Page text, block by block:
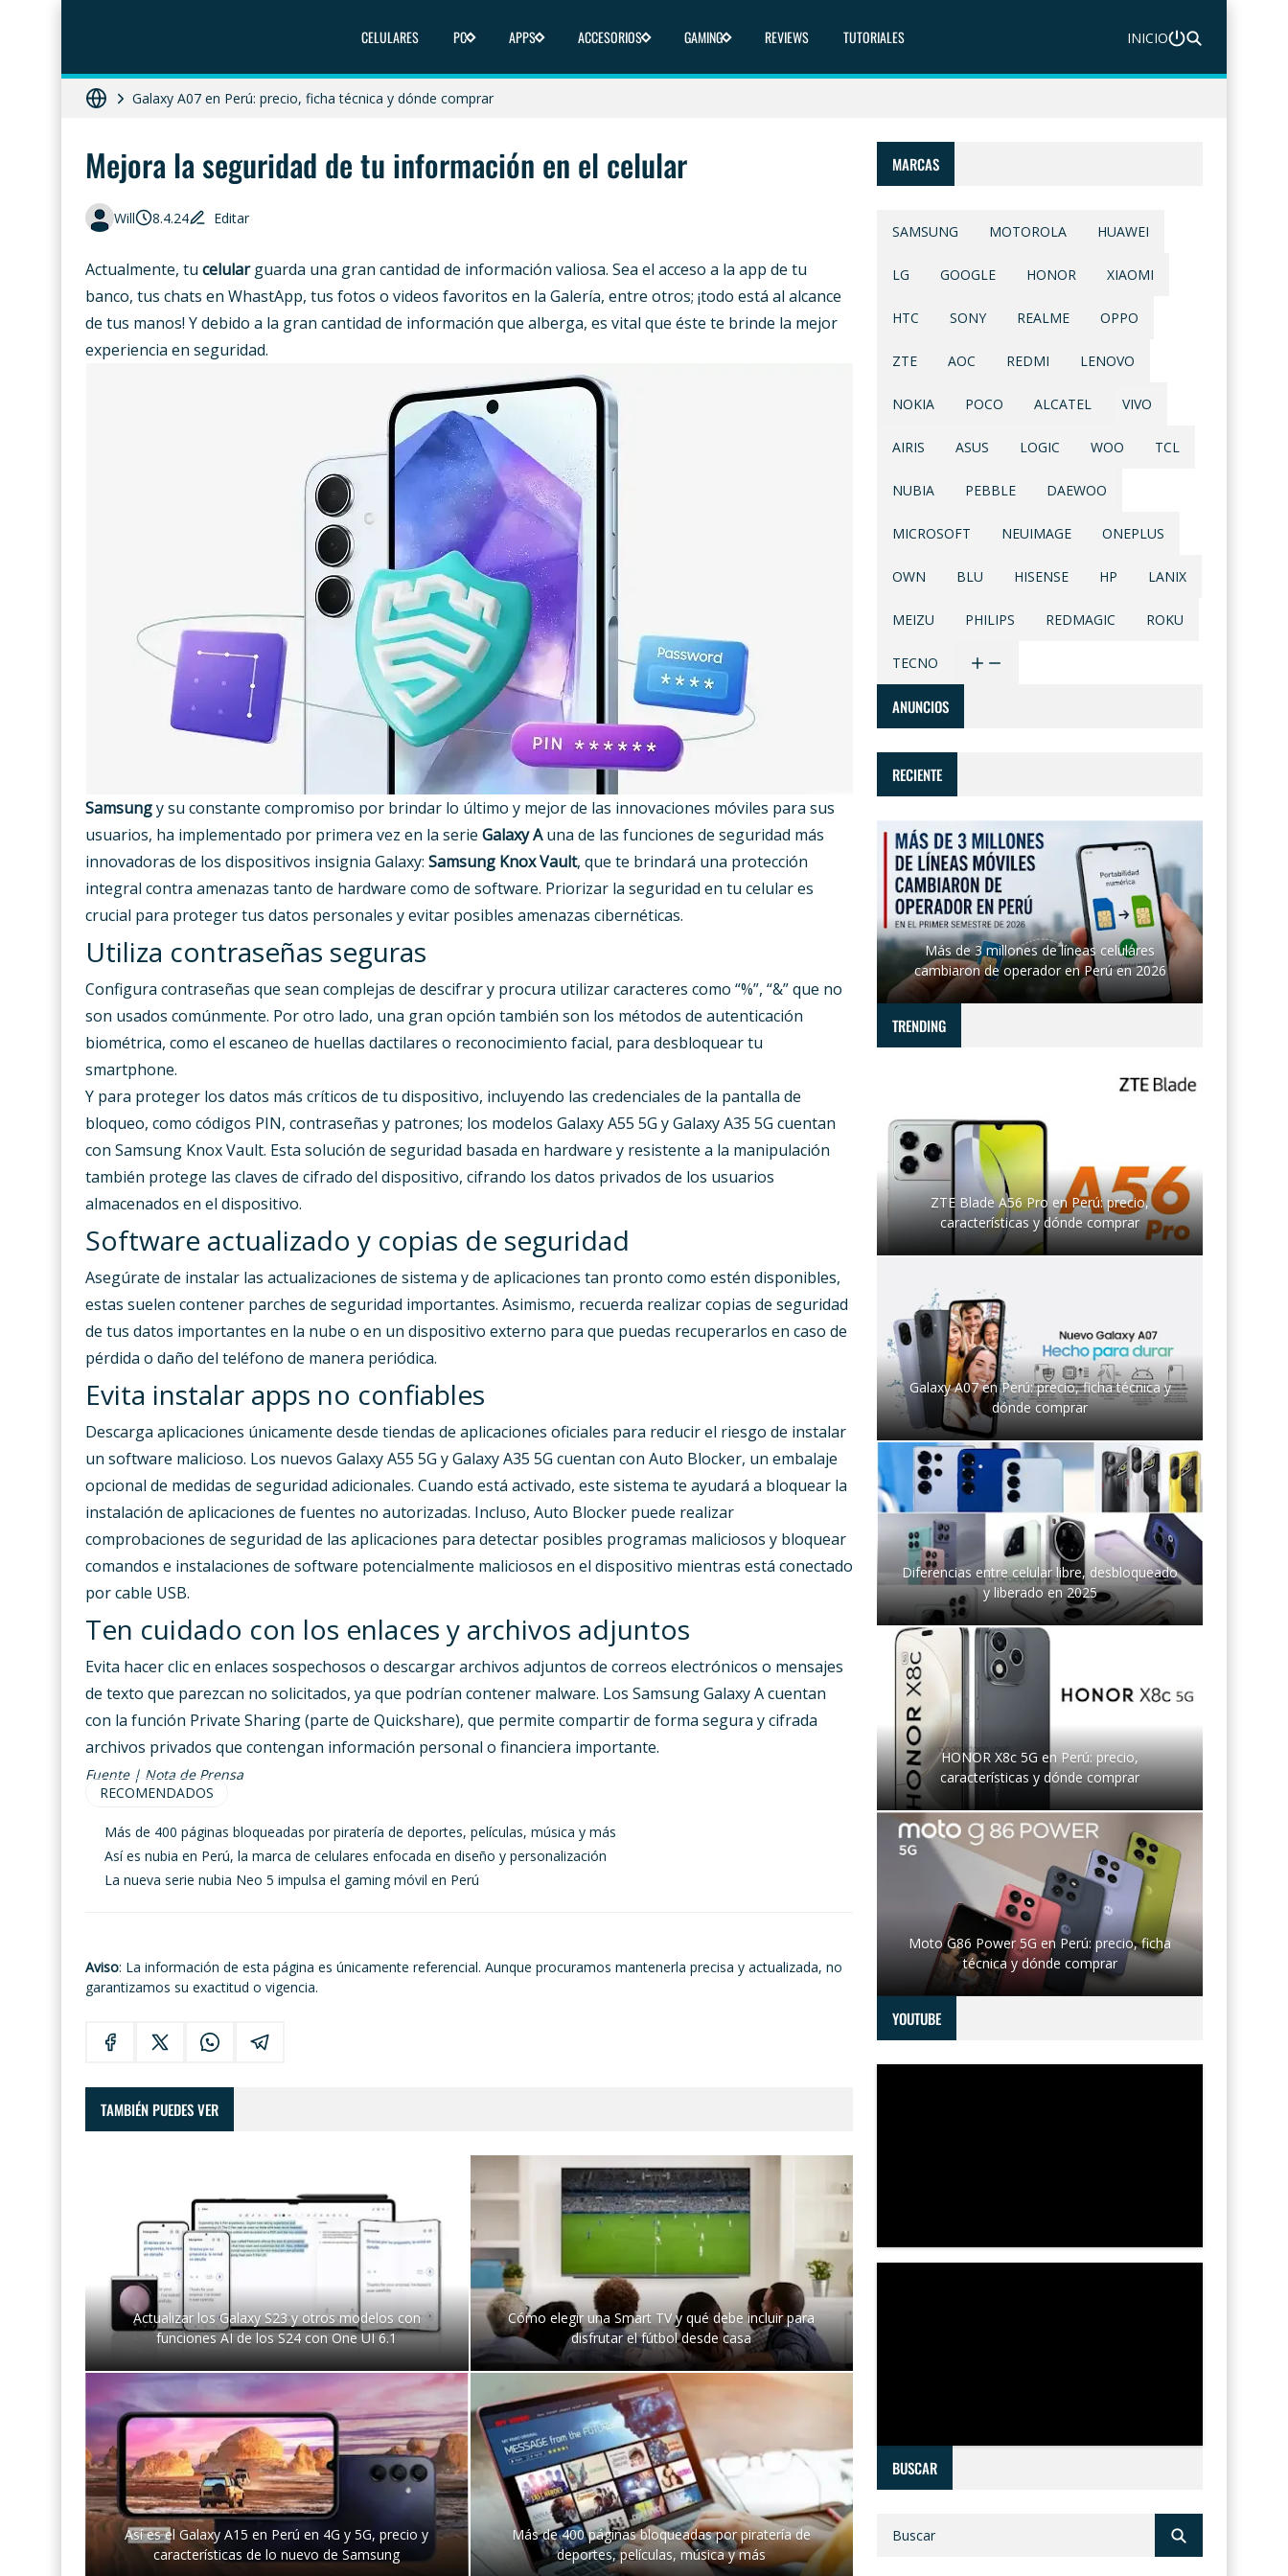
CELULARES PC APPS ACCESORIOS GAMING REVIEWS TUTORIALES
INICIO
Galaxy A07 en Perú: precio, ficha técnica y dónde comprar
HONOR X8c 5G en Perú: precio, características y dónde comprar
Moto G86 Power 5G en Perú: precio, ficha técnica y dónde comprar
Mejora la seguridad de tu información en el celular
Will 8.4.24 Editar
Actualmente, tu celularguarda una gran cantidad de información valiosa. Sea el acceso a la app de tu
banco, tus chats en WhastApp, tus fotos o videos favoritos en la Galería, entre otros; ¡todo está al alcance
de tus manos! Y debido a la gran cantidad de información que alberga, es vital que éste te brinde la mejor
experiencia en seguridad.
Samsungy su constante compromiso por brindar lo último y mejor de las innovaciones móviles para sus
usuarios, ha implementado por primera vez en la serie Galaxy Auna de las funciones de seguridad más
innovadoras de los dispositivos insignia Galaxy: Samsung Knox Vault, que te brindará una protección
integral contra amenazas tanto de hardware como de software. Priorizar la seguridad en tu celular es
crucial para proteger tus datos personales y evitar posibles amenazas cibernéticas.
Utiliza contraseñas seguras
Configura contraseñas que sean complejas de descifrar y procura utilizar caracteres como “%”, “&” que no
son usados comúnmente. Por otro lado, una gran opción también son los métodos de autenticación
biométrica, como el escaneo de huellas dactilares o reconocimiento facial, para desbloquear tu
smartphone.
Y para proteger los datos más críticos de tu dispositivo, incluyendo las credenciales de la pantalla de
bloqueo, como códigos PIN, contraseñas y patrones; los modelos Galaxy A55 5G y Galaxy A35 5G cuentan
con Samsung Knox Vault. Esta solución de seguridad basada en hardware y resistente a la manipulación
también protege las claves de cifrado del dispositivo, cifrando los datos privados de los usuarios
almacenados en el dispositivo.
Software actualizado y copias de seguridad
Asegúrate de instalar las actualizaciones de sistema y de aplicaciones tan pronto como estén disponibles,
estas suelen contener parches de seguridad importantes. Asimismo, recuerda realizar copias de seguridad
de tus datos importantes en la nube o en un dispositivo externo para que puedas recuperarlos en caso de
pérdida o daño del teléfono de manera periódica.
Evita instalar apps no confiables
Descarga aplicaciones únicamente desde tiendas de aplicaciones oficiales para reducir el riesgo de instalar
un software malicioso. Los nuevos Galaxy A55 5G y Galaxy A35 5G cuentan con Auto Blocker, un embalaje
opcional de medidas de seguridad adicionales. Cuando está activado, este sistema te ayudará a bloquear la
instalación de aplicaciones de fuentes no autorizadas. Incluso, Auto Blocker puede realizar
comprobaciones de seguridad de las aplicaciones para detectar posibles programas maliciosos y bloquear
comandos e instalaciones de software potencialmente maliciosos en el dispositivo mientras está conectado
por cable USB.
Ten cuidado con los enlaces y archivos adjuntos
Evita hacer clic en enlaces sospechosos o descargar archivos adjuntos de correos electrónicos o mensajes
de texto que parezcan no solicitados, ya que podrían contener malware. Los Samsung Galaxy A cuentan
con la función Private Sharing (parte de Quickshare), que permite compartir de forma segura y cifrada
archivos privados que contengan información personal o financiera importante.
Fuente | Nota de Prensa
RECOMENDADOS
Más de 400 páginas bloqueadas por piratería de deportes, películas, música y más
Así es nubia en Perú, la marca de celulares enfocada en diseño y personalización
La nueva serie nubia Neo 5 impulsa el gaming móvil en Perú
Aviso: La información de esta página es únicamente referencial. Aunque procuramos mantenerla precisa y actualizada, no
garantizamos su exactitud o vigencia.
TAMBIÉN PUEDES VER
Actualizar los Galaxy S23 y otros modelos con
funciones AI de los S24 con One UI 6.1
Cómo elegir una Smart TV y qué debe incluir para
disfrutar el fútbol desde casa
Así es el Galaxy A15 en Perú en 4G y 5G, precio y
características de lo nuevo de Samsung
Más de 400 páginas bloqueadas por piratería de
deportes, películas, música y más
MARCAS
SAMSUNG MOTOROLA HUAWEI
LG GOOGLE HONOR XIAOMI
HTC SONY REALME OPPO
ZTE AOC REDMI LENOVO
NOKIA POCO ALCATEL VIVO
AIRIS ASUS LOGIC WOO TCL
NUBIA PEBBLE DAEWOO
MICROSOFT NEUIMAGE ONEPLUS
OWN BLU HISENSE HP LANIX
MEIZU PHILIPS REDMAGIC ROKU
TECNO
ANUNCIOS
RECIENTE
Más de 3 millones de líneas celulares
cambiaron de operador en Perú en 2026
TRENDING
ZTE Blade A56 Pro en Perú: precio,
características y dónde comprar
Galaxy A07 en Perú: precio, ficha técnica y
dónde comprar
Diferencias entre celular libre, desbloqueado
y liberado en 2025
HONOR X8c 5G en Perú: precio,
características y dónde comprar
Moto G86 Power 5G en Perú: precio, ficha
técnica y dónde comprar
YOUTUBE
BUSCAR